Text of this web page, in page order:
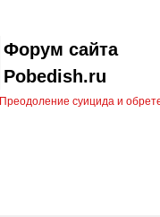
Форум сайта
Pobedish.ru
Преодоление суицида и